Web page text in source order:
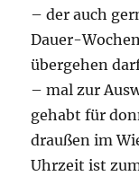
– der auch
Dauer-
übergehen
– mal zur
gehabt für
draußen im
Uhrzeit ist